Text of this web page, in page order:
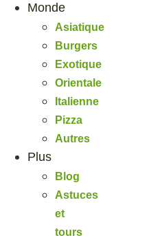
Monde
Asiatique
Burgers
Exotique
Orientale
Italienne
Pizza
Autres
Plus
Blog
Astuces
et
tours